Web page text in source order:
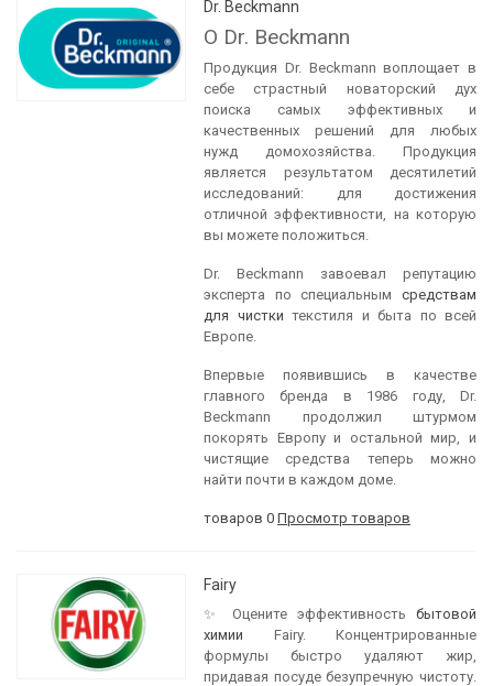
Dr. Beckmann
О Dr. Beckmann
Продукция Dr. Beckmann воплощает в
себе страстный новаторский дух
поиска самых эффективных и
качественных решений для любых
нужд домохозяйства. Продукция
является результатом десятилетий
исследований: для достижения
отличной эффективности, на которую
вы можете положиться.
Dr. Beckmann завоевал репутацию
эксперта по специальным средствам
для чистки текстиля и быта по всей
Европе.
Впервые появившись в качестве
главного бренда в 1986 году, Dr.
Beckmann продолжил штурмом
покорять Европу и остальной мир, и
чистящие средства теперь можно
найти почти в каждом доме.
товаров 0 Просмотр товаров
Fairy
✨ Оцените эффективность бытовой
химии Fairy. Концентрированные
формулы быстро удаляют жир,
придавая посуде безупречную чистоту.